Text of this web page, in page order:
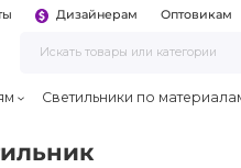
Дизайнерам Оптовикам
Светильники по